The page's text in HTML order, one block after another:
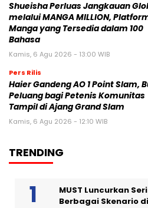
Shueisha Perluas Jangkauan
melalui MANGA MILLION,
Manga yang Tersedia dalam 100
Bahasa
Kamis, 6 Agu 2026 - 13:00 WIB
Pers Rilis
Haier Gandeng AO 1 Point Slam,
Peluang bagi Petenis Komunitas
Tampil di Ajang Grand Slam
Kamis, 6 Agu 2026 - 12:10 WIB
TRENDING
MUST Luncurkan
Berbagai Skenario di